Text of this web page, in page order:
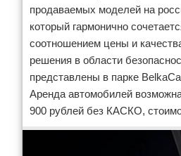
продаваемых моделей на
который гармонично
соотношением цены и
решения в области
представлены в парке
Аренда автомобилей
900 рублей без КАСКО,